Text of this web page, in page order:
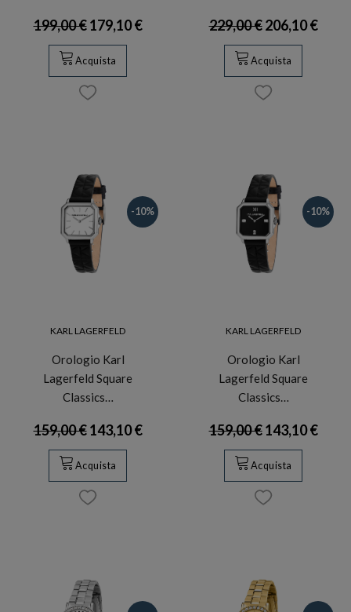
199,00 €179,10 €
Acquista
229,00 €206,10 €
Acquista
-10%
KARL LAGERFELD
Orologio Karl
Lagerfeld Square
Classics…
159,00 €143,10 €
Acquista
-10%
KARL LAGERFELD
Orologio Karl
Lagerfeld Square
Classics…
159,00 €143,10 €
Acquista